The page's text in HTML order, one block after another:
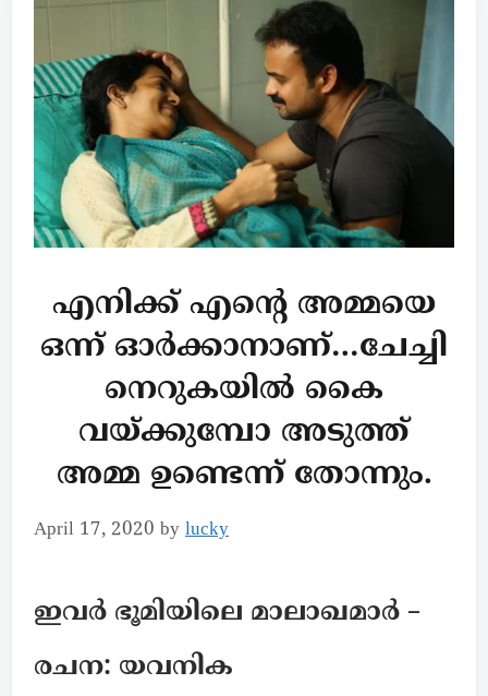
എനിക്ക് എന്റെ അമ്മയെ
ഒന്ന് ഓർക്കാനാണ്…ചേച്ചി
നെറുകയിൽ കൈ
വയ്ക്കുമ്പോ അടുത്ത്
അമ്മ ഉണ്ടെന്ന് തോന്നും.
April 17, 2020 by lucky
ഇവർ ഭൂമിയിലെ മാലാഖമാർ –
രചന: യവനിക